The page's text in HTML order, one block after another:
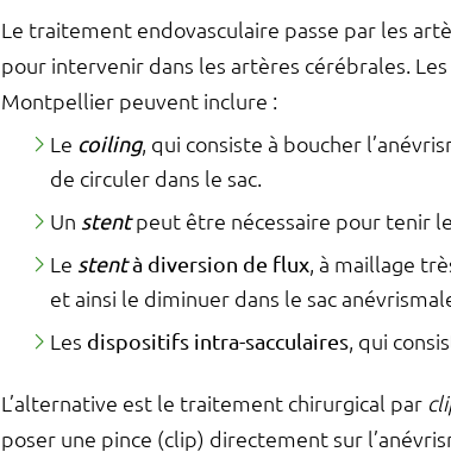
Le traitement endovasculaire passe par les
pour intervenir dans les artères cérébrales.
Montpellier peuvent inclure :
Le coiling, qui consiste à boucher
de circuler dans le sac.
Un stentpeut être nécessaire pour tenir
Le stentà diversion de flux, à maillage
et ainsi le diminuer dans le sac
Les dispositifs intra-sacculaires, qui
L’alternative est le traitement chirurgical par
poser une pince (clip) directement sur